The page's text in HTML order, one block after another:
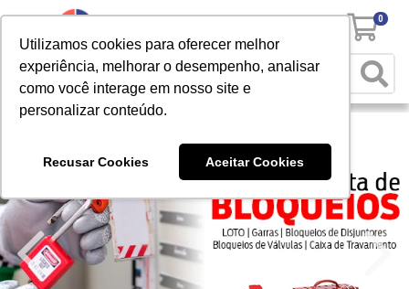
Utilizamos cookies para oferecer melhor
experiência, melhorar o desempenho, analisar
como você interage em nosso site e
personalizar conteúdo.
Recusar Cookies Aceitar Cookies
0